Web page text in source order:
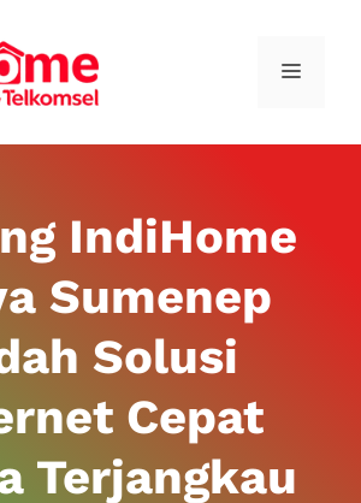
IndiHome
Sumenep
Solusi
Cepat
Terjangkau